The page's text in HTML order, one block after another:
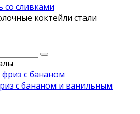
со сливками
коктейли стали
с бананом и ванильным